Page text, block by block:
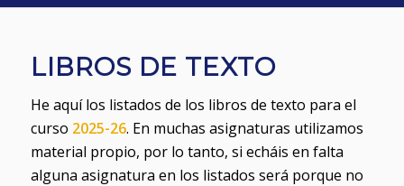
LIBROS DE TEXTO
He aquí los listados de los libros de texto para el
curso 2025-26. En muchas asignaturas utilizamos
material propio, por lo tanto, si echáis en falta
alguna asignatura en los listados será porque no